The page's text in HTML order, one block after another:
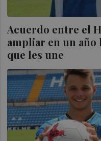
Acuerdo entre el
ampliar en un
que les une